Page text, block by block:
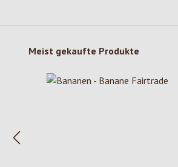
Produktgalerie überspringen
Meist gekaufte Produkte